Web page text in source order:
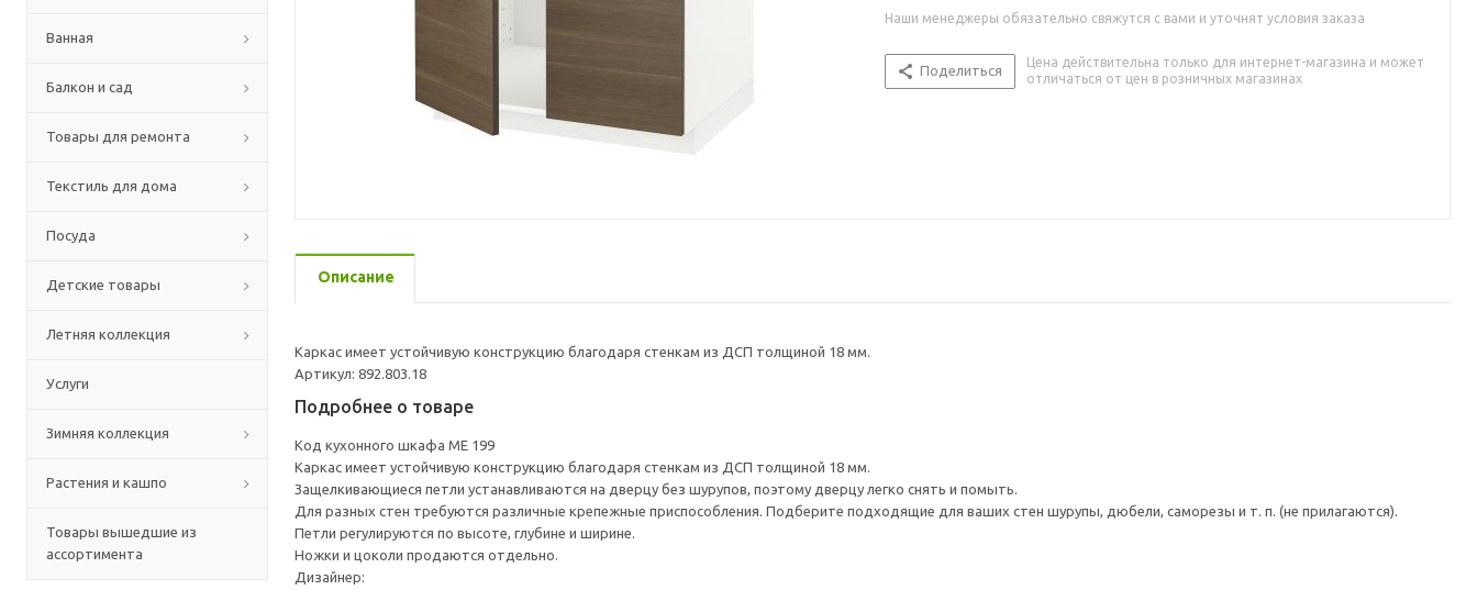
Ванная
Балкон и сад
Товары для ремонта
Текстиль для дома
Посуда
Детские товары
Летняя коллекция
Услуги
Зимняя коллекция
Растения и кашпо
Товары вышедшие из
ассортимента
Наши менеджеры обязательно свяжутся с вами и уточнят условия заказа
Поделиться
Цена действительна только для интернет-магазина и может
отличаться от цен в розничных магазинах
Описание
Каркас имеет устойчивую конструкцию благодаря стенкам из ДСП толщиной 18 мм.
Артикул: 892.803.18
Подробнее о товаре
Код кухонного шкафа ME 199
Каркас имеет устойчивую конструкцию благодаря стенкам из ДСП толщиной 18 мм.
Защелкивающиеся петли устанавливаются на дверцу без шурупов, поэтому дверцу легко снять и помыть.
Для разных стен требуются различные крепежные приспособления. Подберите подходящие для ваших стен шурупы, дюбели, саморезы и т. п. (не прилагаются).
Петли регулируются по высоте, глубине и ширине.
Ножки и цоколи продаются отдельно.
Дизайнер: